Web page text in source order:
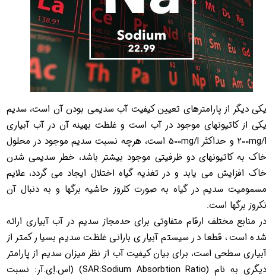
یکی دیگر از پارامترهای تعیین کیفیت آب سدیمی بودن آن است، سدیم
یکی از کاتیونهای موجود در آب است و غلظت بهینه آن در آب آبیاری
200mg/l و حداکثر 500mg/l​​​​​​​ است، هرچه نسبت سدیم موجود در محلول
خاک به کاتیونهای دو ظرفیتی موجود بیشتر باشد، خطر سدیمی شدن
خاک افزایش می یابد و در تغذیه گیاه اختلال ایجاد می گردد، علایم
مسمومیت سدیم در گیاه به صورت کلروز حاشیه برگها و به دنبال آن
نکروز برگها است.
در منابع مختلف ارقام متفاوتی برای حدمجاز سدیم در آب آبیاری ارائه
شده است، قطعا در سیستم آبیاری بارانی غلظت سدیم بسیار کمتر از
آبیاری سطحی است، برای بیان کیفیت آب از نظر میزان سدیم از پارامتر
دیگری به نام (SAR:Sodium Absorbtion Ratio) (اس.اِی.آر: نسبت